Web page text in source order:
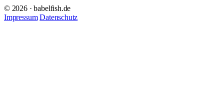
© 2026 · babelfish.de
Impressum Datenschutz